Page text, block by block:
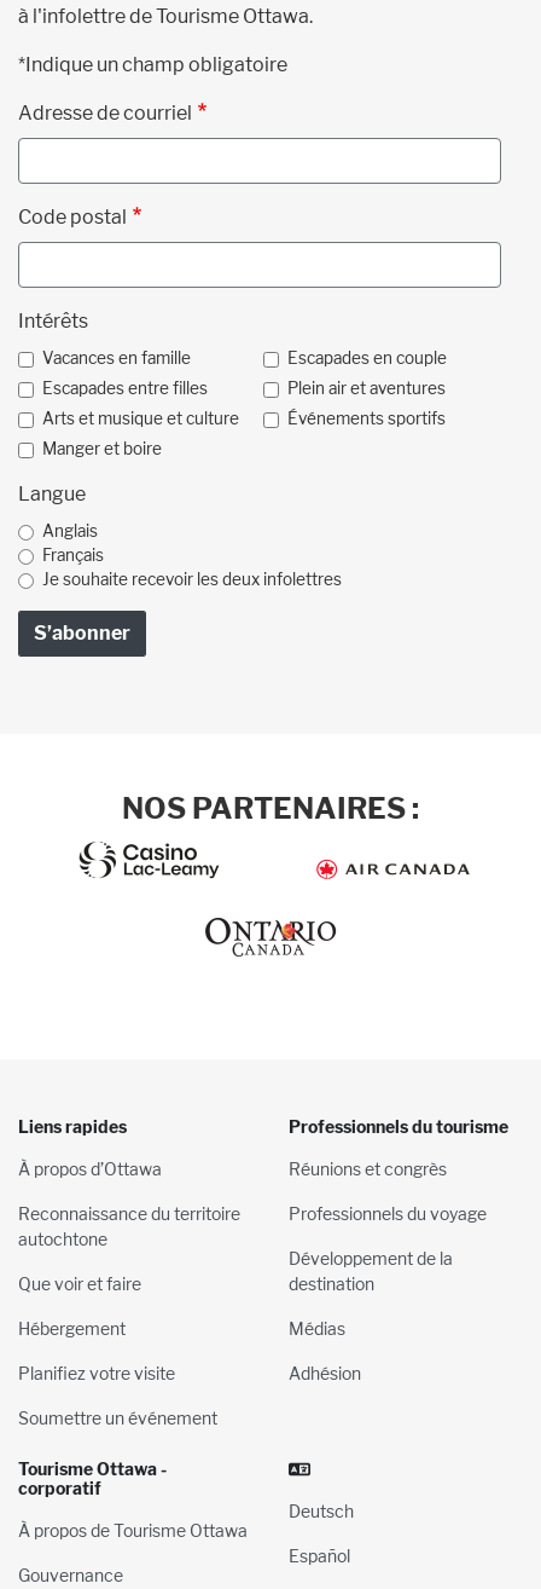
à l'infolettre de Tourisme Ottawa.
*Indique un champ obligatoire
Adresse de courriel
Code postal
Intérêts
Vacances en famille
Escapades en couple
Escapades entre filles
Plein air et aventures
Arts et musique et culture
Événements sportifs
Manger et boire
Langue
Anglais
Français
Je souhaite recevoir les deux infolettres
NOS PARTENAIRES :
Liens rapides
À propos d’Ottawa
Reconnaissance du territoire
autochtone
Que voir et faire
Hébergement
Planifiez votre visite
Soumettre un événement
Professionnels du tourisme
Réunions et congrès
Professionnels du voyage
Développement de la
destination
Médias
Adhésion
Tourisme Ottawa -
corporatif
À propos de Tourisme Ottawa
Gouvernance
Deutsch
Español